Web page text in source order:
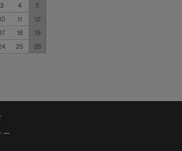
3 4
5
11
12
17 18
19
25
26
ー